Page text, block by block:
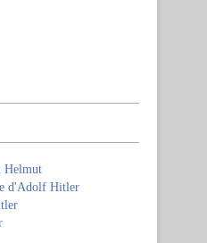
Helmut
d'Adolf Hitler